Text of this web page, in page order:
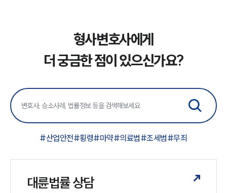
형사변호사에게
더 궁금한 점이 있으신가요?
#산업안전#횡령#마약#의료법#조세범#무죄
대륜법률 상담